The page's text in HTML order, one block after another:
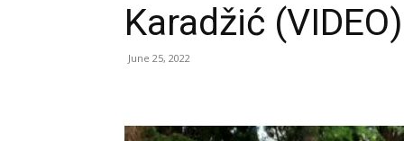
Karadžić (VIDEO)
June 25, 2022